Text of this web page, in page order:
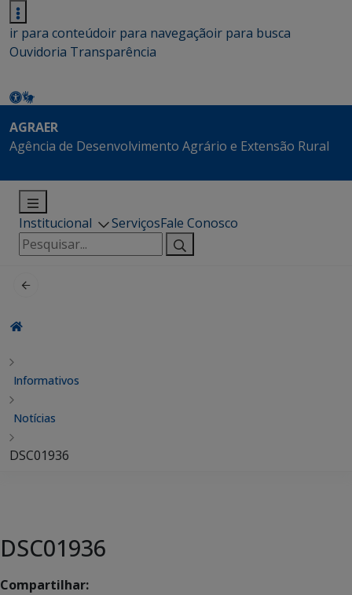
ir para conteúdoir para navegaçãoir para busca
Ouvidoria Transparência
AGRAER
Agência de Desenvolvimento Agrário e Extensão Rural
Institucional ServiçosFale Conosco
Pesquisar
por:
Informativos
Notícias
DSC01936
DSC01936
Compartilhar: